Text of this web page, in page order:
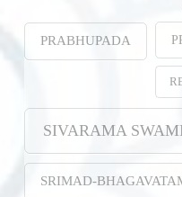
PRABHUPADA
SIVARAMA
SRIMAD-